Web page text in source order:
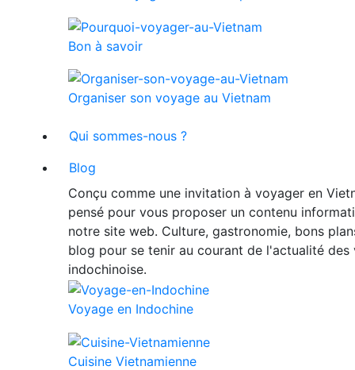
Bon à savoir
Organiser son voyage au Vietnam
Qui sommes-nous ?
Blog
Conçu comme une invitation à voyager en
pensé pour vous proposer un contenu
notre site web. Culture, gastronomie, bons
blog pour se tenir au courant de l'actualité des
indochinoise.
Voyage en Indochine
Cuisine Vietnamienne